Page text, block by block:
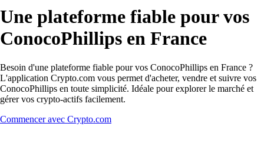
Une plateforme fiable pour vos
ConocoPhillips en France
Besoin d'une plateforme fiable pour vos ConocoPhillips en France ?
L'application Crypto.com vous permet d'acheter, vendre et suivre vos
ConocoPhillips en toute simplicité. Idéale pour explorer le marché et
gérer vos crypto-actifs facilement.
Commencer avec Crypto.com